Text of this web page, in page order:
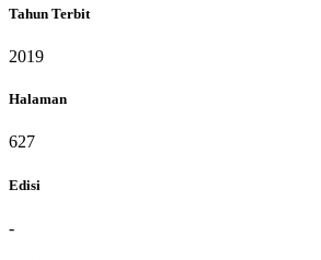
Tahun Terbit
2019
Halaman
627
Edisi
-